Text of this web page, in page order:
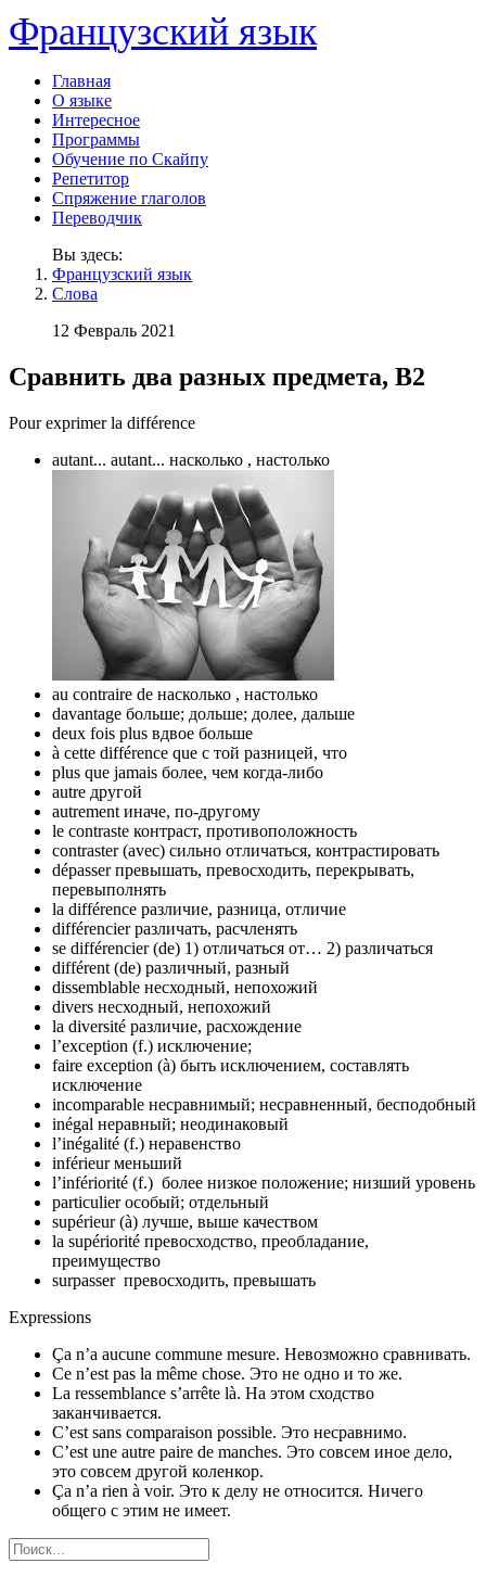
Французский язык
Главная
О языке
Интересное
Программы
Обучение по Скайпу
Репетитор
Спряжение глаголов
Переводчик
Вы здесь:
Французский язык
Слова
12 Февраль 2021
Сравнить два разных предмета, B2
Pour exprimer la différence
autant... autant... насколько , настолько
au contraire de насколько , настолько
davantage больше; дольше; долее, дальше
deux fois plus вдвое больше
à cette différence que с той разницей, что
plus que jamais более, чем когда-либо
autre другой
autrement иначе, по-другому
le contraste контраст, противоположность
contraster (avec) сильно отличаться, контрастировать
dépasser превышать, превосходить, перекрывать,
перевыполнять
la différence различие, разница, отличие
différencier различать, расчленять
se différencier (de) 1) отличаться от… 2) различаться
différent (de) различный, разный
dissemblable несходный, непохожий
divers несходный, непохожий
la diversité различие, расхождение
l’exception (f.) исключение;
faire exception (à) быть исключением, составлять
исключение
incomparable несравнимый; несравненный, бесподобный
inégal неравный; неодинаковый
l’inégalité (f.) неравенство
inférieur меньший
l’infériorité (f.) более низкое положение; низший уровень
particulier особый; отдельный
supérieur (à) лучше, выше качеством
la supériorité превосходство, преобладание,
преимущество
surpasser превосходить, превышать
Expressions
Ça n’a aucune commune mesure. Невозможно сравнивать.
Ce n’est pas la même chose. Это не одно и то же.
La ressemblance s’arrête là. На этом сходство
заканчивается.
C’est sans comparaison possible. Это несравнимо.
C’est une autre paire de manches. Это совсем иное дело,
это совсем другой коленкор.
Ça n’a rien à voir. Это к делу не относится. Ничего
общего с этим не имеет.